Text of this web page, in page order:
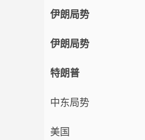
伊朗局势
伊朗局势
特朗普
中东局势
美国